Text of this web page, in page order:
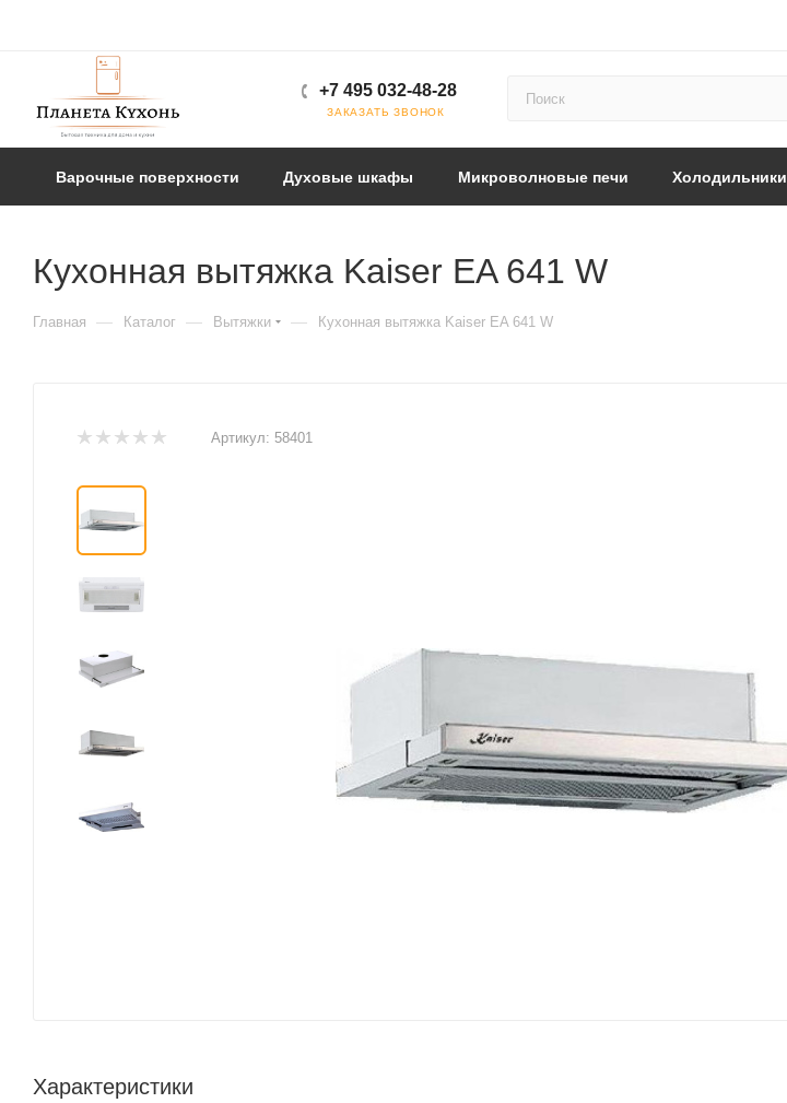
+7 495 032-48-28
ЗАКАЗАТЬ ЗВОНОК
Варочные поверхности Духовые шкафы Микроволновые печи Холодильники
Кухонная вытяжка Kaiser EA 641 W
Главная — Каталог — Вытяжки — Кухонная вытяжка Kaiser EA 641 W
Артикул: 58401
Характеристики